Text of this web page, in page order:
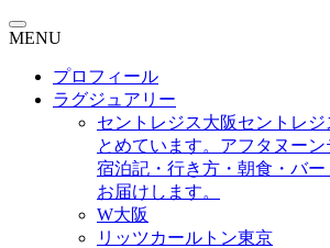
MENU
プロフィール
ラグジュアリー
セントレジス大阪セントレジ
とめています。アフタヌーン
宿泊記・行き方・朝食・バ
お届けします。
W大阪
リッツカールトン東京